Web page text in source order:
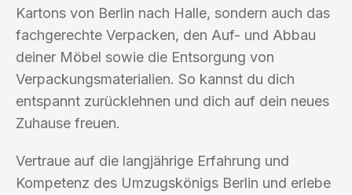
Kartons von Berlin nach Halle, sondern auch das
fachgerechte Verpacken, den Auf- und Abbau
deiner Möbel sowie die Entsorgung von
Verpackungsmaterialien. So kannst du dich
entspannt zurücklehnen und dich auf dein neues
Zuhause freuen.
Vertraue auf die langjährige Erfahrung und
Kompetenz des Umzugskönigs Berlin und erlebe